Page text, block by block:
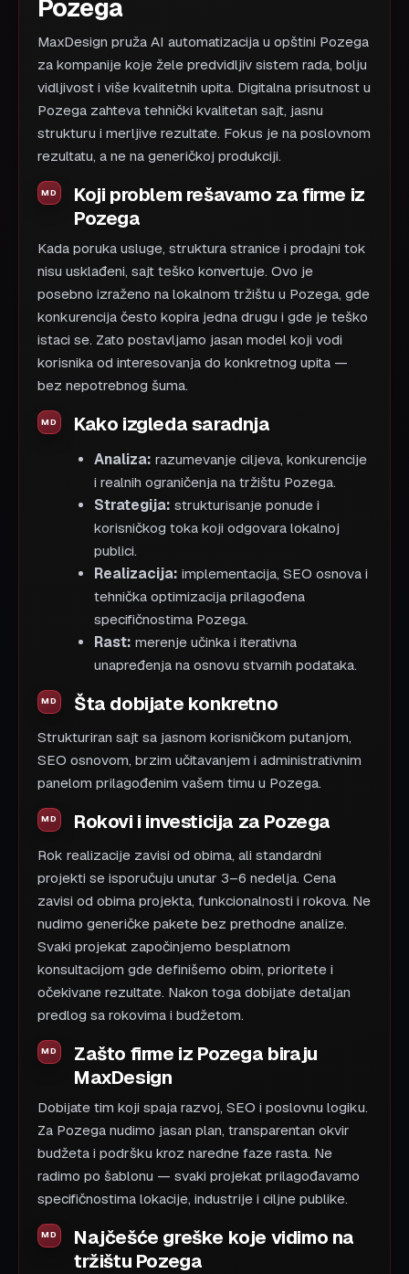
Pozega
MaxDesign pruža AI automatizacija u opštini Pozega
za kompanije koje žele predvidljiv sistem rada, bolju
vidljivost i više kvalitetnih upita. Digitalna prisutnost u
Pozega zahteva tehnički kvalitetan sajt, jasnu
strukturu i merljive rezultate. Fokus je na poslovnom
rezultatu, a ne na generičkoj produkciji.
Koji problem rešavamo za firme iz
Pozega
Kada poruka usluge, struktura stranice i prodajni tok
nisu usklađeni, sajt teško konvertuje. Ovo je
posebno izraženo na lokalnom tržištu u Pozega, gde
konkurencija često kopira jedna drugu i gde je teško
istaci se. Zato postavljamo jasan model koji vodi
korisnika od interesovanja do konkretnog upita —
bez nepotrebnog šuma.
Kako izgleda saradnja
Analiza: razumevanje ciljeva, konkurencije
i realnih ograničenja na tržištu Pozega.
Strategija: strukturisanje ponude i
korisničkog toka koji odgovara lokalnoj
publici.
Realizacija: implementacija, SEO osnova i
tehnička optimizacija prilagođena
specifičnostima Pozega.
Rast: merenje učinka i iterativna
unapređenja na osnovu stvarnih podataka.
Šta dobijate konkretno
Strukturiran sajt sa jasnom korisničkom putanjom,
SEO osnovom, brzim učitavanjem i administrativnim
panelom prilagođenim vašem timu u Pozega.
Rokovi i investicija za Pozega
Rok realizacije zavisi od obima, ali standardni
projekti se isporučuju unutar 3–6 nedelja. Cena
zavisi od obima projekta, funkcionalnosti i rokova. Ne
nudimo generičke pakete bez prethodne analize.
Svaki projekat započinjemo besplatnom
konsultacijom gde definišemo obim, prioritete i
očekivane rezultate. Nakon toga dobijate detaljan
predlog sa rokovima i budžetom.
Zašto firme iz Pozega biraju
MaxDesign
Dobijate tim koji spaja razvoj, SEO i poslovnu logiku.
Za Pozega nudimo jasan plan, transparentan okvir
budžeta i podršku kroz naredne faze rasta. Ne
radimo po šablonu — svaki projekat prilagođavamo
specifičnostima lokacije, industrije i ciljne publike.
Najčešće greške koje vidimo na
tržištu Pozega